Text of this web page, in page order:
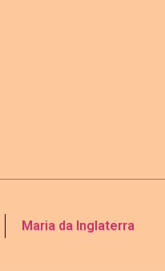
Maria da Inglaterra